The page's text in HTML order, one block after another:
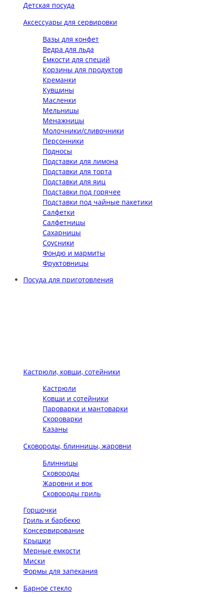
Детская посуда
Аксессуары для сервировки
Вазы для конфет
Ведра для льда
Ёмкости для специй
Корзины для продуктов
Креманки
Кувшины
Масленки
Мельницы
Менажницы
Молочники/сливочники
Персонники
Подносы
Подставки для лимона
Подставки для торта
Подставки для яиц
Подставки под горячее
Подставки под чайные пакетики
Салфетки
Салфетницы
Сахарницы
Соусники
Фондю и мармиты
Фруктовницы
Посуда для приготовления
Кастрюли, ковши, сотейники
Кастрюли
Ковши и сотейники
Пароварки и мантоварки
Скороварки
Казаны
Сковороды, блинницы, жаровни
Блинницы
Сковороды
Жаровни и вок
Сковороды гриль
Горшочки
Гриль и барбекю
Консервирование
Крышки
Мерные емкости
Миски
Формы для запекания
Барное стекло